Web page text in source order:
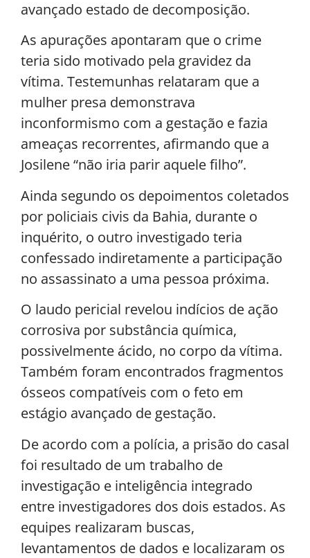
avançado estado de decomposição.
As apurações apontaram que o crime
teria sido motivado pela gravidez da
vítima. Testemunhas relataram que a
mulher presa demonstrava
inconformismo com a gestação e fazia
ameaças recorrentes, afirmando que a
Josilene “não iria parir aquele filho”.
Ainda segundo os depoimentos coletados
por policiais civis da Bahia, durante o
inquérito, o outro investigado teria
confessado indiretamente a participação
no assassinato a uma pessoa próxima.
O laudo pericial revelou indícios de ação
corrosiva por substância química,
possivelmente ácido, no corpo da vítima.
Também foram encontrados fragmentos
ósseos compatíveis com o feto em
estágio avançado de gestação.
De acordo com a polícia, a prisão do casal
foi resultado de um trabalho de
investigação e inteligência integrado
entre investigadores dos dois estados. As
equipes realizaram buscas,
levantamentos de dados e localizaram os